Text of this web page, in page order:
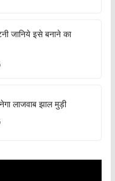
जानिये इसे बनाने का
लाजवाब झाल मुड़ी